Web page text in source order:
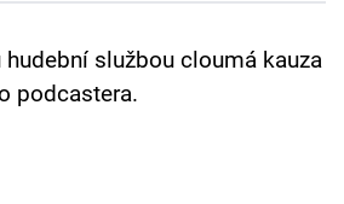
službou cloumá kauza
podcastera.